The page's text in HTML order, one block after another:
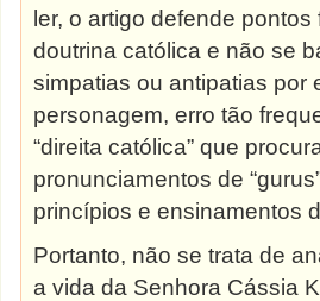
ler, o artigo defende
doutrina católica e não se
simpatias ou antipatias por
personagem, erro tão
“direita católica” que
pronunciamentos de
princípios e ensinamentos
Portanto, não se trata de
a vida da Senhora Cássia